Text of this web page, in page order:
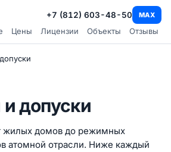
Цены Лицензии Объекты Отзывы
+7 (812) 603-48-50 MAX
допуски
жилых домов до режимных
атомной отрасли. Ниже каждый